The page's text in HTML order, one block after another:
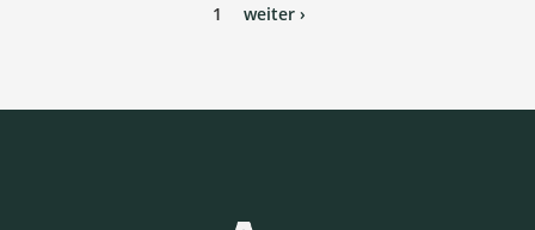
1 weiter ›